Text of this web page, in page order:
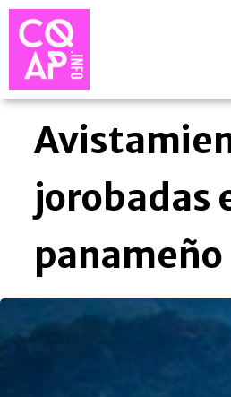
jorobadas
panameño